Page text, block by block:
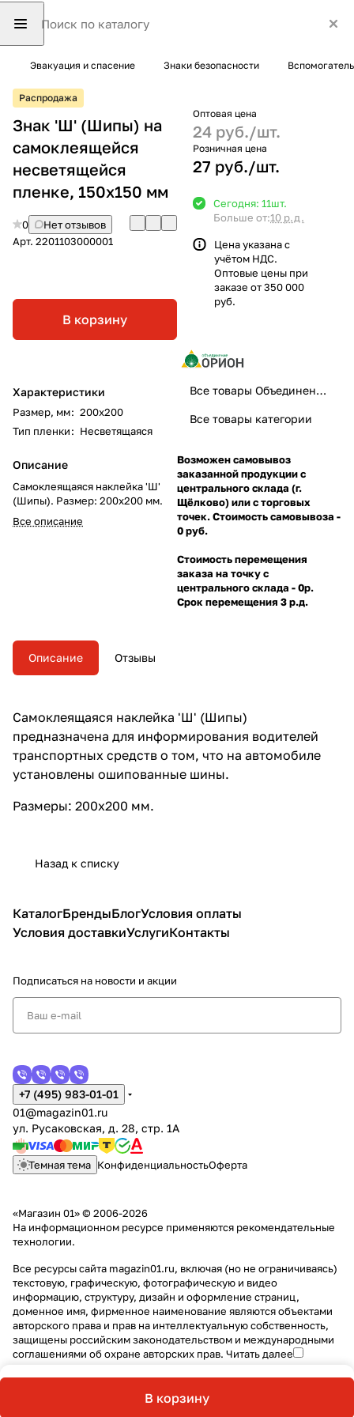
Эвакуация и спасение Знаки безопасности
Распродажа
Знак 'Ш' (Шипы) на
самоклеящейся
несветящейся
пленке, 150х150 мм
0
Нет отзывов
Арт. 2201103000001
В корзину
Характеристики
Размер, мм: 200х200
Тип пленки: Несветящаяся
Описание
Самоклеящаяся наклейка 'Ш'
(Шипы). Размер: 200х200 мм.
Все описание
Оптовая цена
24 руб./шт.
Розничная цена
27 руб./шт.
Сегодня: 11шт.
Больше от:10 р.д.
Цена указана с
учётом НДС.
Оптовые цены при
заказе от 350 000
руб.
Все товары Объединение Орион
Все товары категории
Возможен самовывоз
заказанной продукции с
центрального склада (г.
Щёлково) или с торговых
точек. Стоимость самовывоза -
0 руб.
Стоимость перемещения
заказа на точку с
центрального склада - 0р.
Срок перемещения 3 р.д.
Описание Отзывы
Самоклеящаяся наклейка 'Ш' (Шипы)
предназначена для информирования водителей
транспортных средств о том, что на автомобиле
установлены ошипованные шины.
Размеры: 200х200 мм.
Назад к списку
В корзину
КаталогБрендыБлогУсловия оплаты
Условия доставкиУслугиКонтакты
Подписаться на новости и акции
+7 (495) 983-01-01
01@magazin01.ru
ул. Русаковская, д. 28, стр. 1А
Темная тема КонфиденциальностьОферта
«Магазин 01» © 2006-2026
На информационном ресурсе применяются рекомендательные
технологии.
Все ресурсы сайта magazin01.ru, включая (но не ограничиваясь)
текстовую, графическую, фотографическую и видео
информацию, структуру, дизайн и оформление страниц,
доменное имя, фирменное наименование являются объектами
авторского права и прав на интеллектуальную собственность,
защищены российским законодательством и международными
соглашениями об охране авторских прав. Читать далее